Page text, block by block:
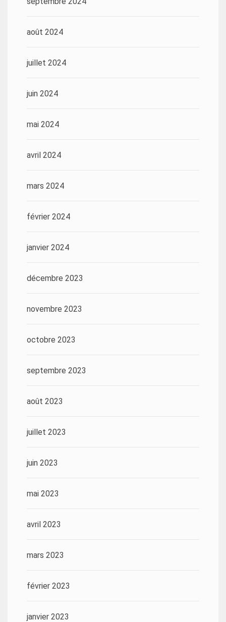
août 2024
juillet 2024
juin 2024
mai 2024
avril 2024
mars 2024
février 2024
janvier 2024
décembre 2023
novembre 2023
octobre 2023
septembre 2023
août 2023
juillet 2023
juin 2023
mai 2023
avril 2023
mars 2023
février 2023
janvier 2023